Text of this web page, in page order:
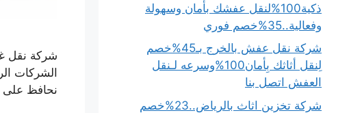
شركة نقل
الشركات
نحافظ على
ذكية100%لنقل عفشك بأمان وسهولة
وفعالية..35%خصم فوري
شركة نقل عفش بالخرج بـ45%خصم
لِنقل أثاثك بِأمان100%وسرعه لـنقل
العفش اتصل بنا
شركة تخزين اثاث بالرياض..23%خصم